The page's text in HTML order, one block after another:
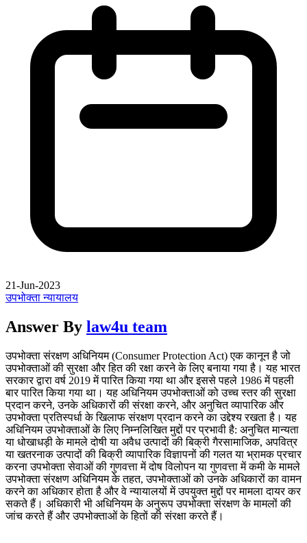
21-Jun-2023
उपभोक्ता न्यायालय
Answer By law4u team
उपभोक्ता संरक्षण अधिनियम (Consumer Protection Act) एक कानून है जो
उपभोक्ताओं की सुरक्षा और हित की रक्षा करने के लिए बनाया गया है। यह भारत
सरकार द्वारा वर्ष 2019 में पारित किया गया था और इससे पहले 1986 में पहली
बार पारित किया गया था। यह अधिनियम उपभोक्ताओं को उच्च स्तर की सुरक्षा
प्रदान करने, उनके अधिकारों की संरक्षा करने, और अनुचित व्यापारिक और
उपभोक्ता प्रतिस्पर्धा के खिलाफ संरक्षण प्रदान करने का उद्देश्य रखता है। यह
अधिनियम उपभोक्ताओं के लिए निम्नलिखित मुद्दों पर प्रभावी है: अनुचित मान्यता
या धोखाधड़ी के मामले दोषी या अवैध उत्पादों की बिक्री गैरसामाजिक, अपवित्र
या खतरनाक उत्पादों की बिक्री व्यापारिक विज्ञापनों की गलत या भ्रामक प्रचार
करना उपभोक्ता सेवाओं की गुणवत्ता में दोष विलोपन या गुणवत्ता में कमी के मामले
उपभोक्ता संरक्षण अधिनियम के तहत, उपभोक्ताओं को उनके अधिकारों का वामन
करने का अधिकार होता है और वे न्यायालयों में उपयुक्त मुद्दों पर मामला दायर कर
सकते हैं। अधिकारी भी अधिनियम के अनुरूप उपभोक्ता संरक्षण के मामलों की
जांच करते हैं और उपभोक्ताओं के हितों की संरक्षा करते हैं।